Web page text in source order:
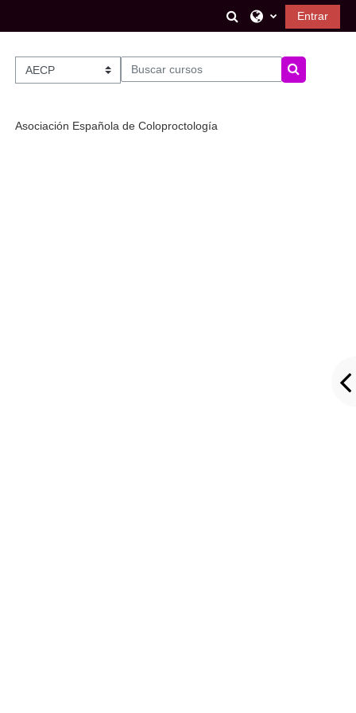
Selector deEntrar
Categorías
Buscar cursos
Buscar
Asociación Española de Coloproctología